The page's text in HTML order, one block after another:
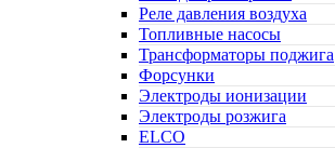
Реле давления воздуха
Топливные насосы
Трансформаторы поджига
Форсунки
Электроды ионизации
Электроды розжига
ELCO